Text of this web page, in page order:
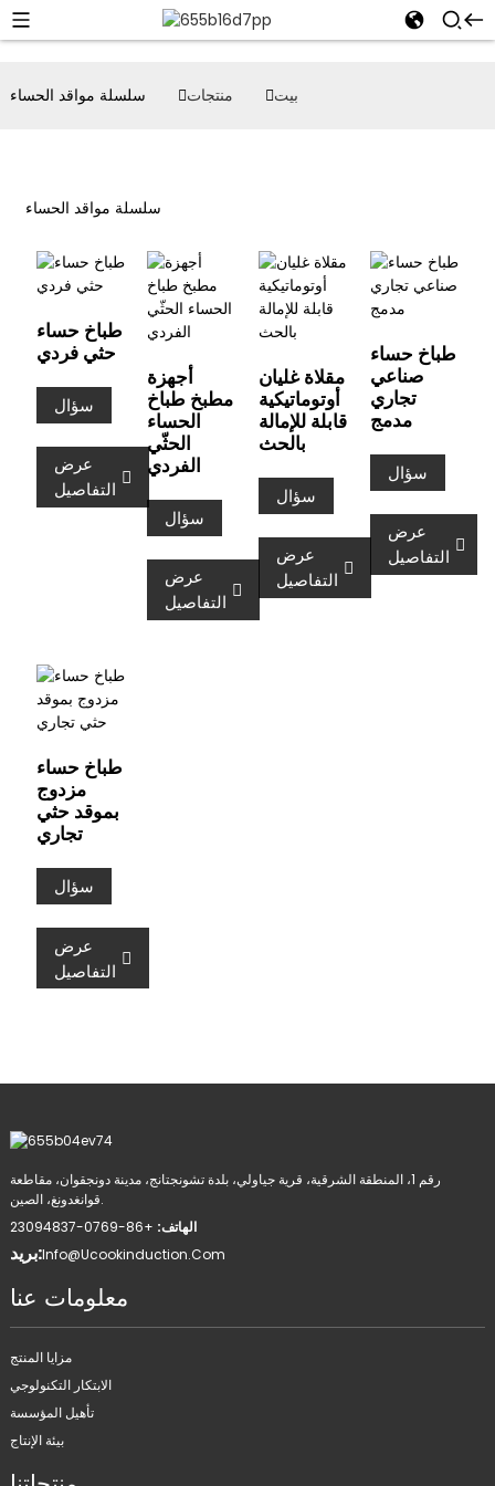
بيت منتجات سلسلة مواقد الحساء
سلسلة مواقد الحساء
طباخ حساء
حثي فردي
سؤال
عرض
التفاصيل
أجهزة
مطبخ طباخ
الحساء
الحثّي
الفردي
سؤال
عرض
التفاصيل
مقلاة غليان
أوتوماتيكية
قابلة للإمالة
بالحث
سؤال
عرض
التفاصيل
طباخ حساء
صناعي
تجاري
مدمج
سؤال
عرض
التفاصيل
طباخ حساء
مزدوج
بموقد حثي
تجاري
سؤال
عرض
التفاصيل
رقم 1، المنطقة الشرقية، قرية جياولي، بلدة تشونجتانج، مدينة دونجقوان، مقاطعة
قوانغدونغ، الصين.
الهاتف: +86-0769-23094837
بريد:Info@ucookinduction.com
معلومات عنا
مزايا المنتج
الابتكار التكنولوجي
تأهيل المؤسسة
بيئة الإنتاج